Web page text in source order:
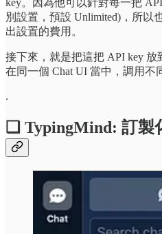
別設置，預設 Unlimited)，所以
出設置的費用。
接下來，就是把這把 API key 放
在同一個 Chat UI 當中，調用不
.
❏ TypingMind: 訂製